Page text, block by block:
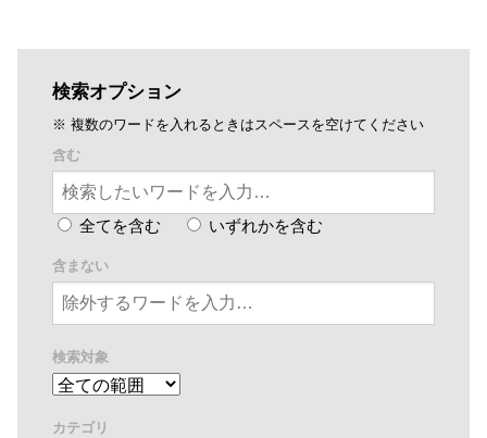
検索オプション
※ 複数のワードを入れるときはスペースを空けてください
含む
全てを含む いずれかを含む
含まない
検索対象
カテゴリ